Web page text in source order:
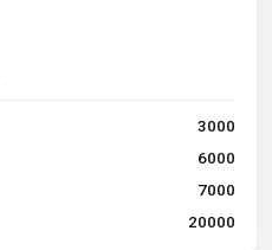
3000
6000
7000
20000